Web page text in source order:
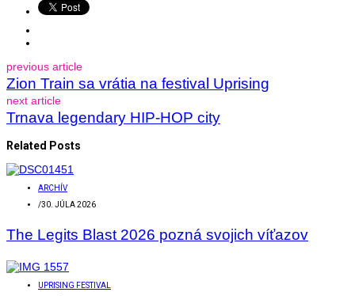
previous article
Zion Train sa vrátia na festival Uprising
next article
Trnava legendary HIP-HOP city
Related Posts
ARCHÍV
/30. JÚLA 2026
The Legits Blast 2026 pozná svojich víťazov
UPRISING FESTIVAL